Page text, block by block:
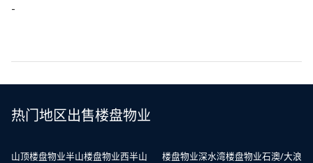
-
热门地区出售楼盘物业
山顶楼盘物业半山楼盘物业西半山
楼盘物业深水湾楼盘物业石澳/大浪